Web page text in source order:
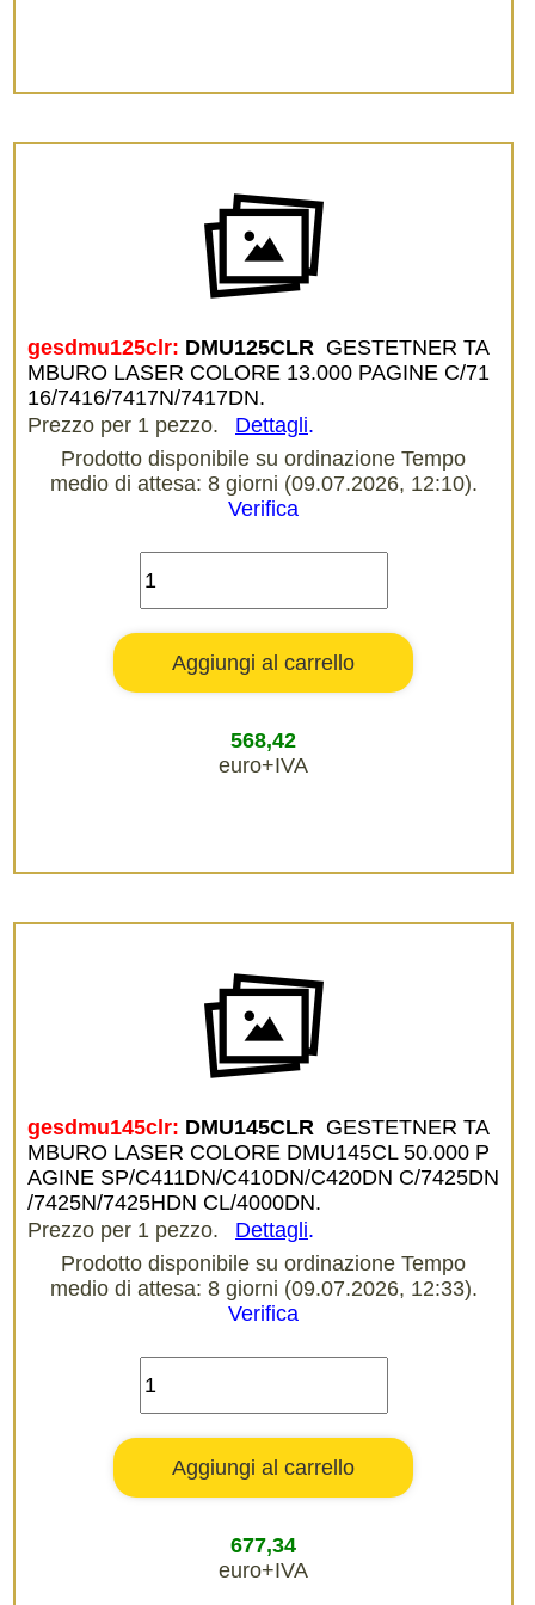
gesdmu125clr: DMU125CLR GESTETNER TA
MBURO LASER COLORE 13.000 PAGINE C/71
16/7416/7417N/7417DN.
Prezzo per 1 pezzo.
Dettagli.
Prodotto disponibile su ordinazione Tempo
medio di attesa: 8 giorni (09.07.2026, 12:10).
Verifica
568,42
euro+IVA
gesdmu145clr: DMU145CLR GESTETNER TA
MBURO LASER COLORE DMU145CL 50.000 P
AGINE SP/C411DN/C410DN/C420DN C/7425DN
/7425N/7425HDN CL/4000DN.
Prezzo per 1 pezzo.
Dettagli.
Prodotto disponibile su ordinazione Tempo
medio di attesa: 8 giorni (09.07.2026, 12:33).
Verifica
677,34
euro+IVA